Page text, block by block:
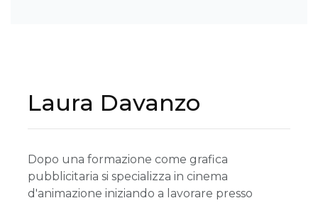
Laura Davanzo
Dopo una formazione come grafica
pubblicitaria si specializza in cinema
d'animazione iniziando a lavorare presso